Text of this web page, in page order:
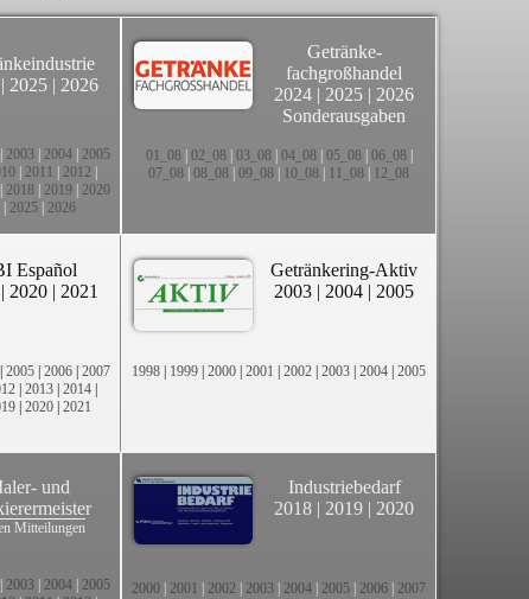
| 2025 | 2026
2003 2004 2005
2011 2012
2018 2019 2020
| 2025| 2026
Getränke-
fachgroßhandel
2024 | 2025 | 2026
Sonderausgaben
01_08| 02_08| 03_08| 04_08| 05_08| 06_08|
07_08 08_08 09_08 10_08 11_08 12_08
Español
| 2020 | 2021
| 2005 | 2006 | 2007
| 2013 | 2014 |
| 2020 | 2021
Getränkering-Aktiv
2003 | 2004 | 2005
1998 | 1999 | 2000 | 2001 | 2002 | 2003 | 2004 | 2005
und
Mitteilungen
2003 2004 2005
Industriebedarf
2018 | 2019 | 2020
2000 2001 2002 2003 2004 2005 2006 2007